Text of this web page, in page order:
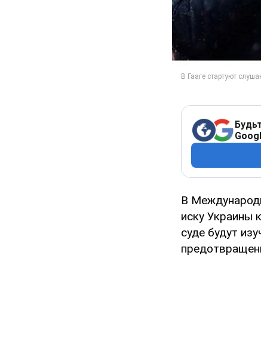
В
иску Украины
суде будут